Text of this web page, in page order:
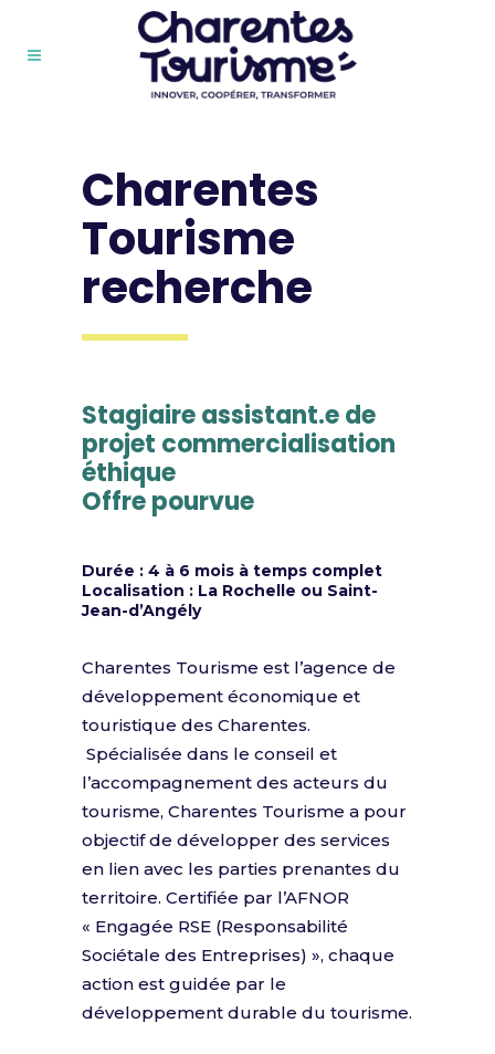
Charentes
Tourisme
recherche
Stagiaire assistant.e de
projet commercialisation
éthique
Offre pourvue
Durée : 4 à 6 mois à temps complet
Localisation : La Rochelle ou Saint-
Jean-d’Angély
Charentes Tourisme est l’agence de
développement économique et
touristique des Charentes.
Spécialisée dans le conseil et
l’accompagnement des acteurs du
tourisme, Charentes Tourisme a pour
objectif de développer des services
en lien avec les parties prenantes du
territoire. Certifiée par l’AFNOR
« Engagée RSE (Responsabilité
Sociétale des Entreprises) », chaque
action est guidée par le
développement durable du tourisme.